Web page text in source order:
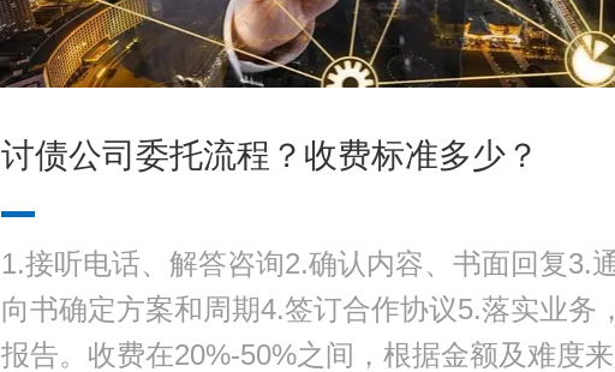
讨债公司委托流程？收费标准多少？
1.接听电话、解答咨询2.确认内容、书面回复3.
向书确定方案和周期4.签订合作协议5.落实业务
报告。收费在20%-50%之间，根据金额及难度